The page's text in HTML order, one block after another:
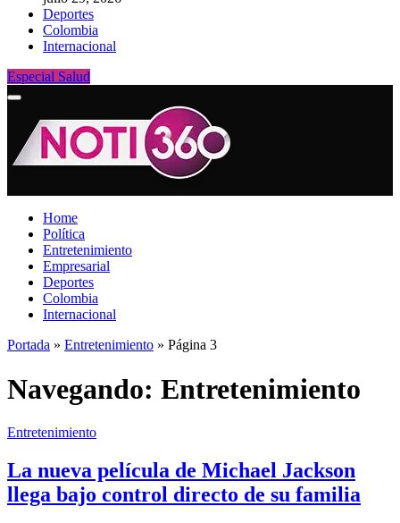
Deportes
Colombia
Internacional
Especial Salud
Home
Política
Entretenimiento
Empresarial
Deportes
Colombia
Internacional
Portada » Entretenimiento » Página 3
Navegando: Entretenimiento
Entretenimiento
La nueva película de Michael Jackson
llega bajo control directo de su familia